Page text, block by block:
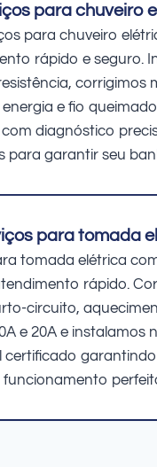
para chuveiro
para chuveiro
rápido e seguro.
corrigimos
e fio
diagnóstico
para garantir seu
para tomada
tomada elétrica
rápido.
circuito,
e 20A e instalamos
certificado
funcionamento